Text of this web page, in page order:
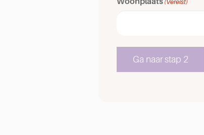
(Vereist)
Ga naar stap 2